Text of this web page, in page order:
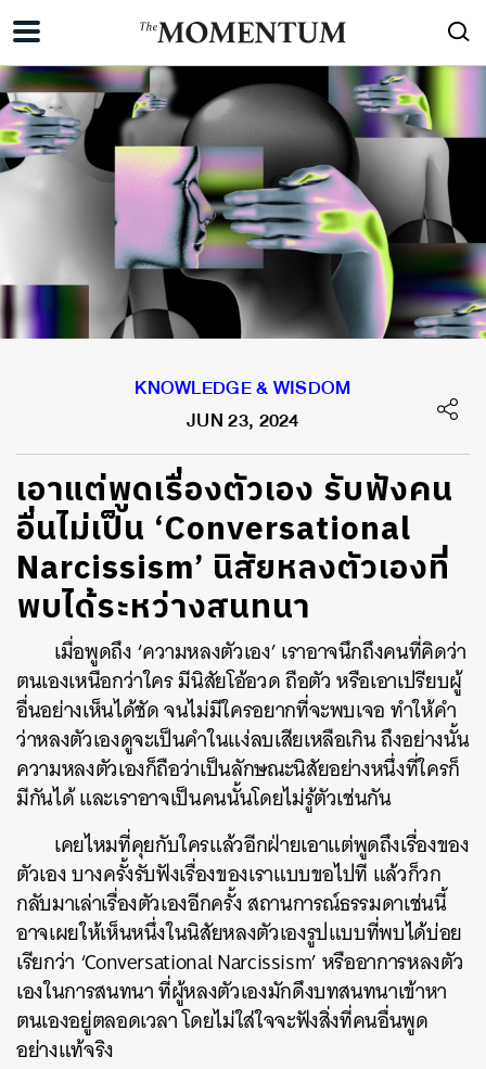
KNOWLEDGE & WISDOM
JUN 23, 2024
เอาแต่พูดเรื่องตัวเอง รับฟังคน
อื่นไม่เป็น ‘Conversational
Narcissism’ นิสัยหลงตัวเองที่
พบได้ระหว่างสนทนา
เมื่อพูดถึง ‘ความหลงตัวเอง’ เราอาจนึกถึงคนที่คิดว่า
ตนเองเหนือกว่าใคร มีนิสัยโอ้อวด ถือตัว หรือเอาเปรียบผู้
อื่นอย่างเห็นได้ชัด จนไม่มีใครอยากที่จะพบเจอ ทำให้คำ
ว่าหลงตัวเองดูจะเป็นคำในแง่ลบเสียเหลือเกิน ถึงอย่างนั้น
ความหลงตัวเองก็ถือว่าเป็นลักษณะนิสัยอย่างหนึ่งที่ใครก็
มีกันได้ และเราอาจเป็นคนนั้นโดยไม่รู้ตัวเช่นกัน
เคยไหมที่คุยกับใครแล้วอีกฝ่ายเอาแต่พูดถึงเรื่องของ
ตัวเอง บางครั้งรับฟังเรื่องของเราแบบขอไปที แล้วก็วก
กลับมาเล่าเรื่องตัวเองอีกครั้ง สถานการณ์ธรรมดาเช่นนี้
อาจเผยให้เห็นหนึ่งในนิสัยหลงตัวเองรูปแบบที่พบได้บ่อย
เรียกว่า ‘Conversational Narcissism’ หรืออาการหลงตัว
เองในการสนทนา ที่ผู้หลงตัวเองมักดึงบทสนทนาเข้าหา
ตนเองอยู่ตลอดเวลา โดยไม่ใส่ใจจะฟังสิ่งที่คนอื่นพูด
อย่างแท้จริง